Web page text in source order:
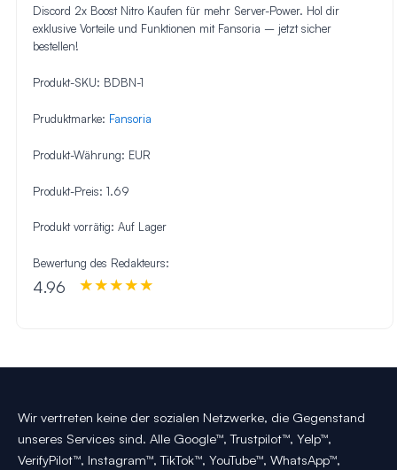
Discord 2x Boost Nitro Kaufen für mehr Server-Power. Hol dir
exklusive Vorteile und Funktionen mit Fansoria – jetzt sicher
bestellen!
Produkt-SKU: BDBN-1
Pruduktmarke: Fansoria
Produkt-Währung: EUR
Produkt-Preis: 1.69
Produkt vorrätig: Auf Lager
Bewertung des Redakteurs:
4.96
Wir vertreten keine der sozialen Netzwerke, die Gegenstand
unseres Services sind. Alle Google™, Trustpilot™, Yelp™,
VerifyPilot™, Instagram™, TikTok™, YouTube™, WhatsApp™,